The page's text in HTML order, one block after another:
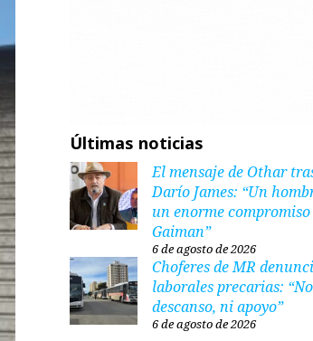
Últimas noticias
El mensaje de Othar
Darío James: “Un
un enorme
Gaiman”
6 de agosto de 2026
Choferes de MR
laborales precarias:
descanso, ni apoyo”
6 de agosto de 2026